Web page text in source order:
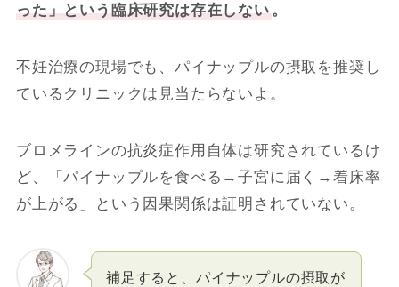
った」という臨床研究は存在しない。
不妊治療の現場でも、パイナップルの摂取を推奨し
ているクリニックは見当たらないよ。
ブロメラインの抗炎症作用自体は研究されているけ
ど、「パイナップルを食べる→子宮に届く→着床率
が上がる」という因果関係は証明されていない。
補足すると、パイナップルの摂取が